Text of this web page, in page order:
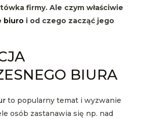
firmy. Ale czym właściwie
biuroi od czego zacząć jego
BIURA
to popularny temat i wyzwanie
osób zastanawia się np. nad